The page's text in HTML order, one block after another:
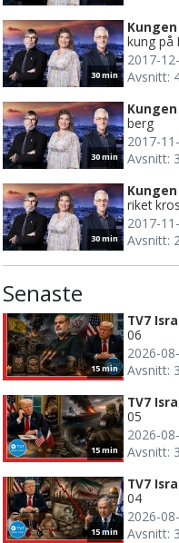
30 min
kung på
2017-
Avsnitt:
30 min
berg
2017-
Avsnitt: 3
30 min
riket
2017-
Avsnitt: 2
Senaste
15 min
TV7
06
2026-
Avsnitt:
15 min
TV7
05
2026-
Avsnitt:
15 min
TV7
04
2026-
Avsnitt: